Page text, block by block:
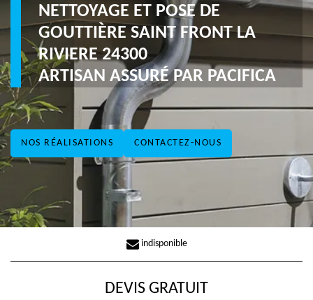
NOS RÉALISATIONS CONTACTEZ-NOUS
NETTOYAGE ET POSE DE
GOUTTIÈRE SAINT FRONT LA
RIVIERE 24300
ARTISAN ASSURÉ PAR PACIFICA
indisponible
DEVIS GRATUIT